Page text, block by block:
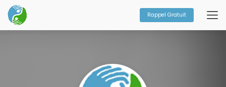
Aller
au
contenu
principal
Rappel Gratuit